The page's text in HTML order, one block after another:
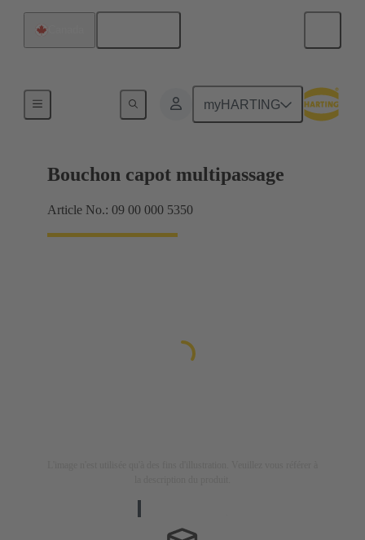
myHARTING
Bouchon capot multipassage
Article No.: 09 00 000 5350